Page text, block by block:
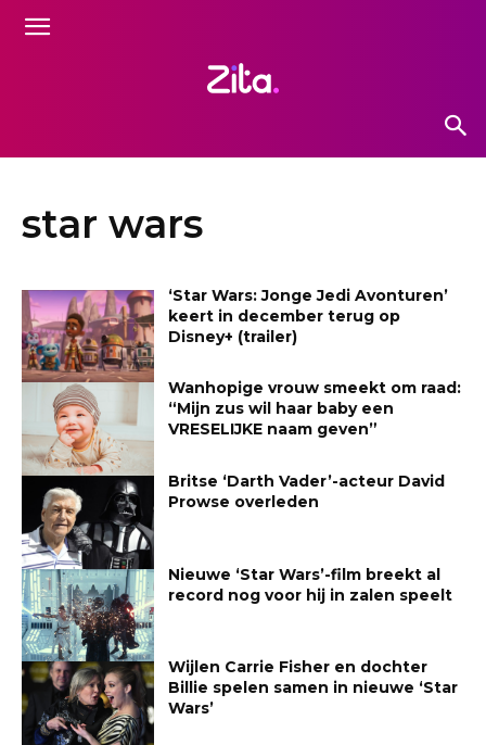
star wars
‘Star Wars: Jonge Jedi Avonturen’
keert in december terug op
Disney+ (trailer)
Wanhopige vrouw smeekt om raad:
“Mijn zus wil haar baby een
VRESELIJKE naam geven”
Britse ‘Darth Vader’-acteur David
Prowse overleden
Nieuwe ‘Star Wars’-film breekt al
record nog voor hij in zalen speelt
Wijlen Carrie Fisher en dochter
Billie spelen samen in nieuwe ‘Star
Wars’